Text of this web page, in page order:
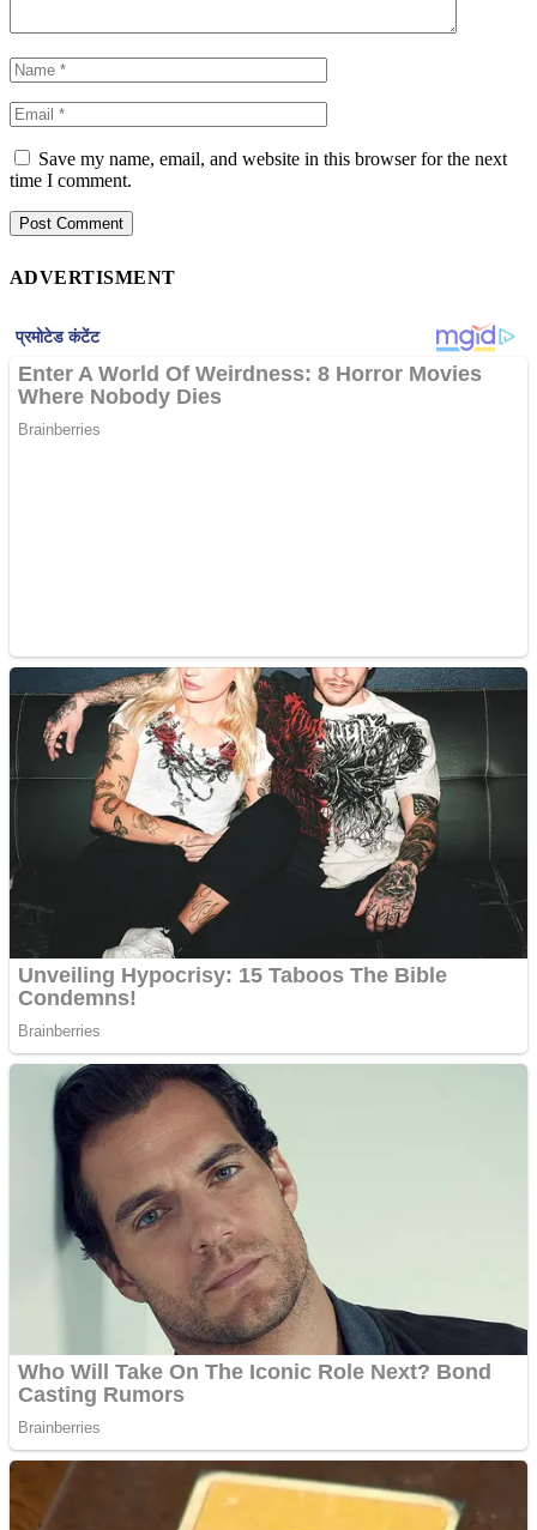
Save my name, email, and website in this browser for the next
time I comment.
ADVERTISMENT